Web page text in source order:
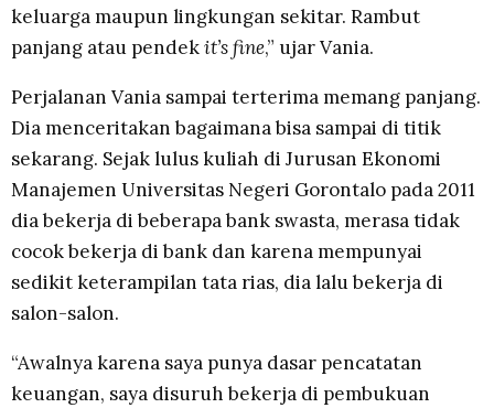
keluarga maupun lingkungan sekitar. Rambut
panjang atau pendekit’s fine,” ujar Vania.
Perjalanan Vania sampai terterima memang panjang.
Dia menceritakan bagaimana bisa sampai di titik
sekarang. Sejak lulus kuliah di Jurusan Ekonomi
Manajemen Universitas Negeri Gorontalo pada 2011
dia bekerja di beberapa bank swasta, merasa tidak
cocok bekerja di bank dan karena mempunyai
sedikit keterampilan tata rias, dia lalu bekerja di
salon-salon.
“Awalnya karena saya punya dasar pencatatan
keuangan, saya disuruh bekerja di pembukuan